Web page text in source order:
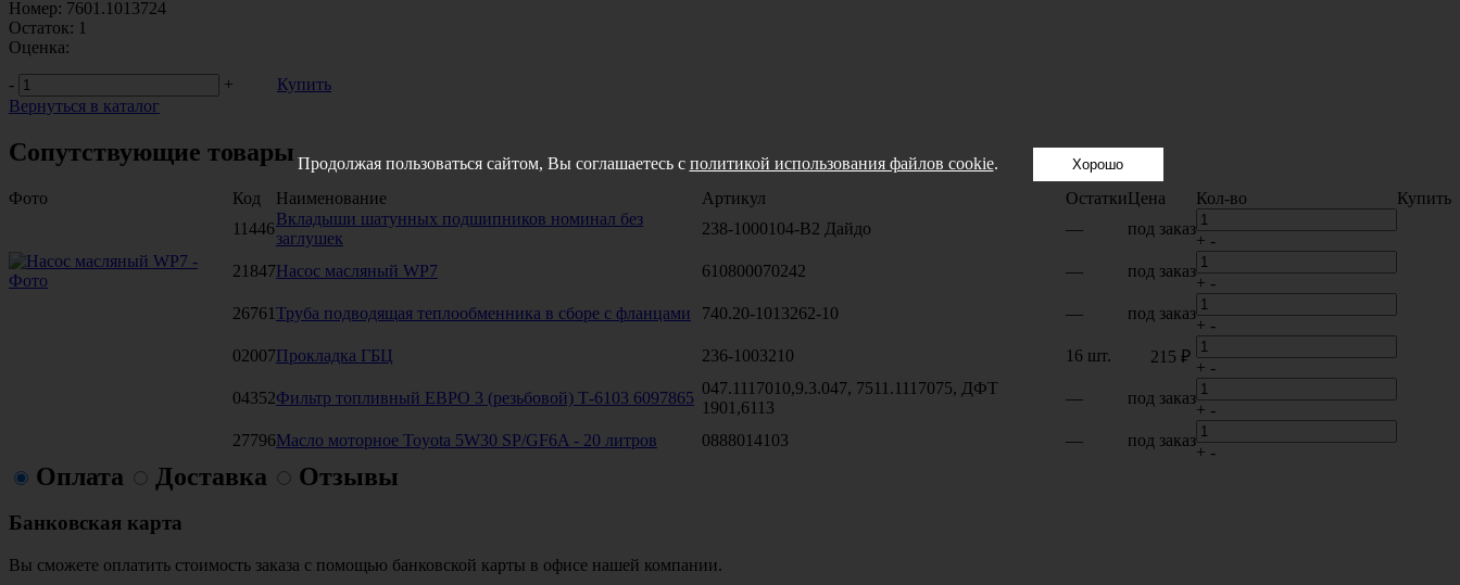
Номер: 7601.1013724
Остаток: 1
Оценка:
-
+
Купить
Вернуться в каталог
Сопутствующие товары
Фото Код Наименование Артикул ОстаткиЦена Кол-во
Купить
11446
Вкладыши шатунных подшипников номинал без
заглушек
238-1000104-В2 Дайдо — под заказ
+ -
21847Насос масляный WP7 610800070242 — под заказ
+ -
26761Труба подводящая теплообменника в сборе с фланцами 740.20-1013262-10 — под заказ
+ -
02007Прокладка ГБЦ 236-1003210 16 шт. 215 ₽
+ -
04352Фильтр топливный ЕВРО 3 (резьбовой) Т-6103 6097865
047.1117010,9.3.047, 7511.1117075, ДФТ
1901,6113
— под заказ
+ -
27796Масло моторное Toyota 5W30 SP/GF6A - 20 литров 0888014103 — под заказ
+ -
Оплата Доставка Отзывы
Банковская карта
Вы сможете оплатить стоимость заказа с помощью банковской карты в офисе нашей компании.
Продолжая пользоваться сайтом, Вы соглашаетесь с политикой использования файлов cookie. Хорошо